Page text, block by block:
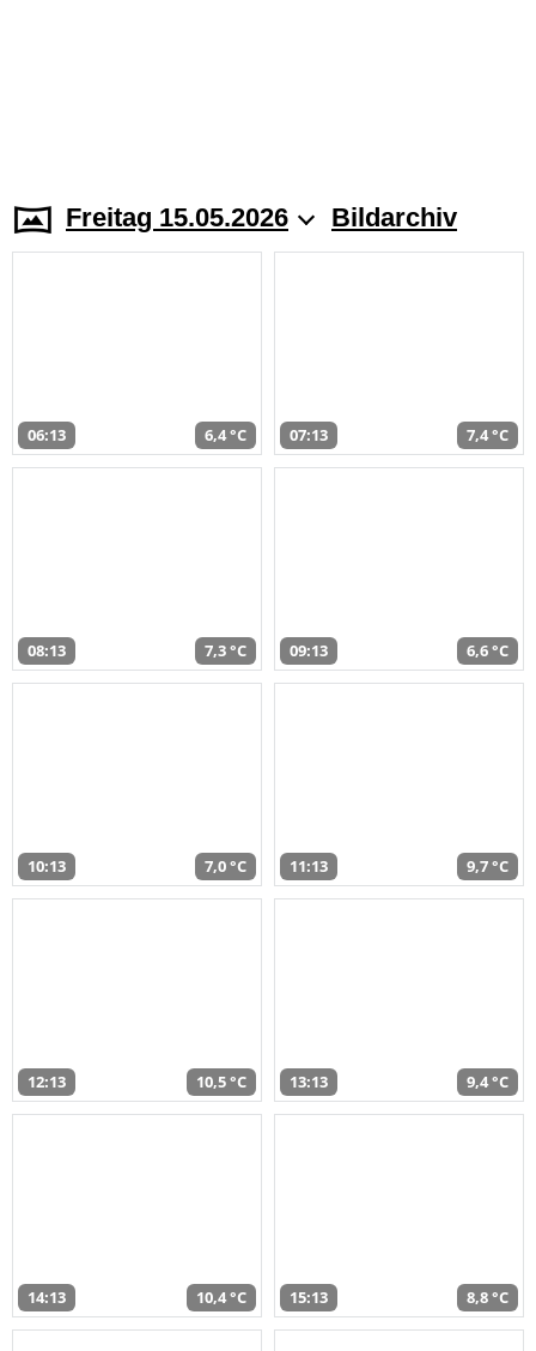
Freitag 15.05.2026 Bildarchiv
06:13 6,4 °C 07:13 7,4 °C
08:13 7,3 °C 09:13 6,6 °C
10:13 7,0 °C 11:13 9,7 °C
12:13 10,5 °C 13:13 9,4 °C
14:13 10,4 °C 15:13 8,8 °C